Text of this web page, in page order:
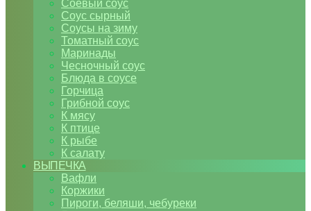
Соевый соус
Соус сырный
Соусы на зиму
Томатный соус
Маринады
Чесночный соус
Блюда в соусе
Горчица
Грибной соус
К мясу
К птице
К рыбе
К салату
ВЫПЕЧКА
Вафли
Коржики
Пироги, беляши, чебуреки